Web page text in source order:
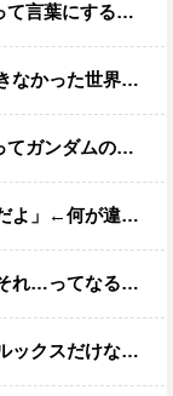
っちゃいい人なのでは？
ダムｗｗｗｗｗｗｗ
割と珍しい気がする
←何が違うの？
ｗｗｗｗｗｗｗｗ
けなら最高だな